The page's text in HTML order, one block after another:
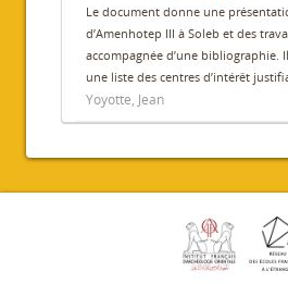
Le document donne une
d’Amenhotep III à Soleb et des
accompagnée d’une bibliographie.
une liste des centres d’intérêt
Yoyotte, Jean